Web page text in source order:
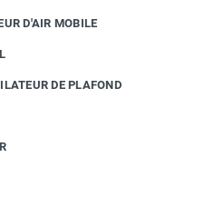
D'AIR MOBILE
DE PLAFOND